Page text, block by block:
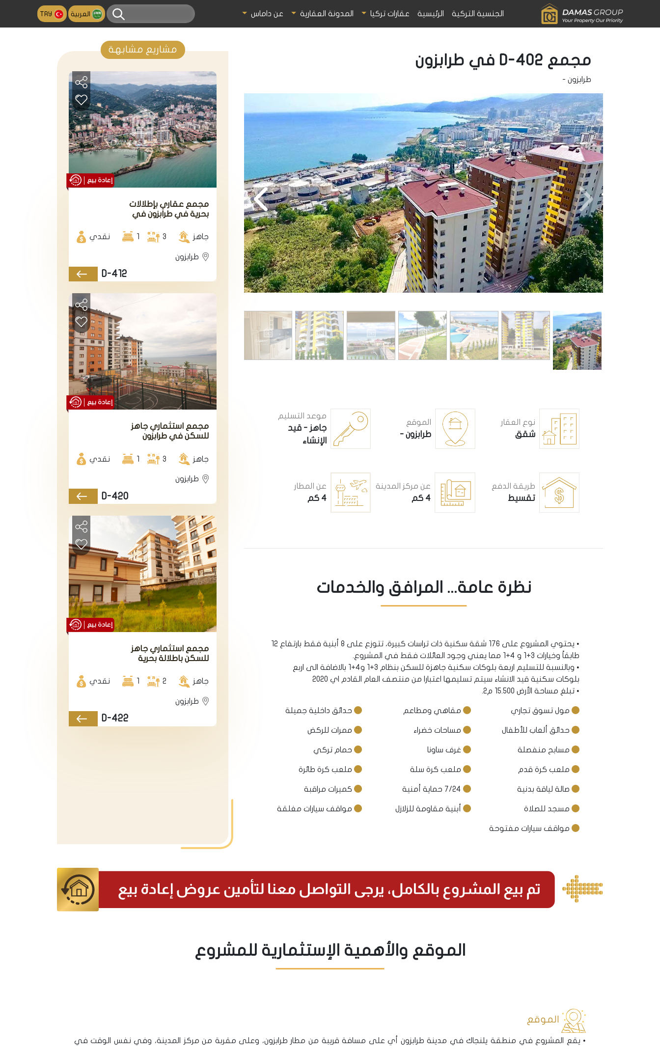
الجنسية التركية الرئيسية عقارات تركيا المدونة العقارية عن داماس العربية TRY
مجمع D-402 في طرابزون
طرابزون-
نوع العقار
شقق
الموقع
طرابزون -
موعد التسليم
جاهز - قيد
الإنشاء
طريقة الدفع
تقسيط
عن مركز المدينة
4 كم
عن المطار
4 كم
نظرة عامة... المرافق والخدمات
• يحتوي المشروع على 176 شقة سكنية ذات تراسات كبيرة، تتوزع على 8 أبنية فقط بارتفاع 12
طابقاً وخيارات 3+1 و 4+1 مما يعني وجود العائلات فقط في المشروع.
• وبالنسبة للتسليم اربعة بلوكات سكنية جاهزة للسكن بنظام 3+1 و4+1 بالاضافة الى اربع
بلوكات سكنية قيد الانشاء سيتم تسليمها اعتبارا من منتصف العام القادم اي 2020
• تبلغ مساحة الأرض 15.500 م2.
مول تسوق تجاري مقاهي ومطاعم حدائق داخلية جميلة
حدائق ألعاب للأطفال مساحات خضراء ممرات للركض
مسابح منفصلة غرف ساونا حمام تركي
ملعب كرة قدم ملعب كرة سلة ملعب كرة طائرة
صالة لياقة بدنية كميرات مراقبة
مسجد للصلاة أبنية مقاومة للزلازل مواقف سيارات مغلقة
مواقف سيارات مفتوحة
مشاريع مشابهة
إعادة بيع
مجمع عقاري بإطلالات
بحرية في طرابزون في
جاهز 3
1 نقدي
طرابزون
D-412
مجمع استثماري جاهز
للسكن في طرابزون
جاهز 3
1 نقدي
طرابزون
D-420
إعادة بيع
مجمع استثماري جاهز
للسكن باطلالة بحرية
منطقة اراكلي.
جاهز 2
1 نقدي
طرابزون
D-422
الموقع والأهمية الإستثمارية للمشروع
الموقع
• يقع المشروع في منطقة يلنجاك في مدينة طرابزون أي على مسافة قريبة من مطار طرابزون، وعلى مقربة من مركز المدينة، وفي نفس الوقت في